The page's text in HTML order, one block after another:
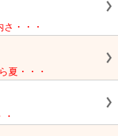
・・・
夏・・・